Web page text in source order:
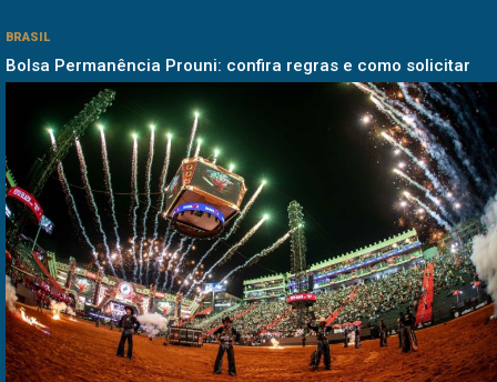
BRASIL
Bolsa Permanência Prouni: confira regras e como solicitar